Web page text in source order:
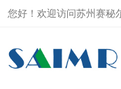
您好！欢迎访问苏州赛秘